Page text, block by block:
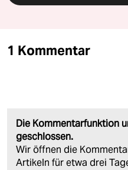
1 Kommentar
Die Kommentarfunktion
geschlossen.
Wir öffnen die
Artikeln für etwa drei